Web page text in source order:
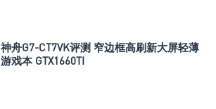
神舟G7-CT7VK评测 窄边框高刷新大屏轻薄
游戏本 GTX1660TI